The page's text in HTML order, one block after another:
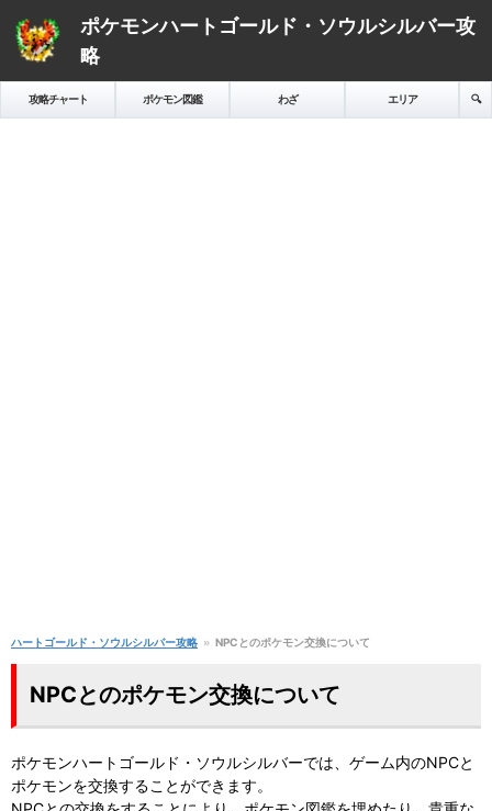
ポケモンハートゴールド・ソウルシルバー攻
略
攻略チャート ポケモン図鑑 わざ エリア 🔍️
ハートゴールド・ソウルシルバー攻略 NPCとのポケモン交換について
NPCとのポケモン交換について
ポケモンハートゴールド・ソウルシルバーでは、ゲーム内のNPCと
ポケモンを交換することができます。